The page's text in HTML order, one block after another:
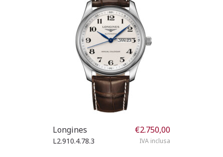
Longines
L2.910.4.78.3
€2.750,00
IVA inclusa